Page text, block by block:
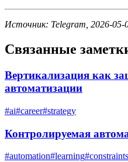
Источник: Telegram, 2026-05-
Связанные
Вертикализация как
автоматизации
#ai#career#strategy
Контролируемая
#automation#learning#constraints